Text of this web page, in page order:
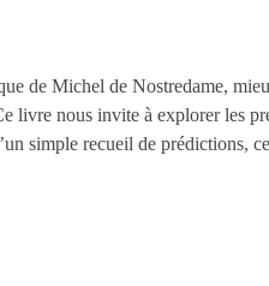
de Michel de Nostredame,
livre nous invite à explorer les
simple recueil de prédictions,